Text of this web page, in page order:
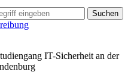
Suchen
IT-Sicherheit an der